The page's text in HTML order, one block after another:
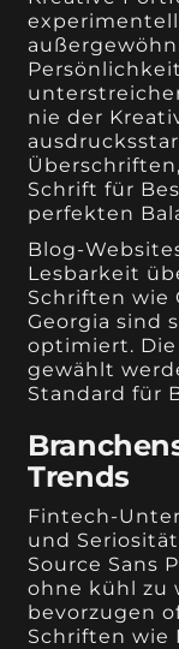
nie der
Schrift für
perfekten
Blog-
Lesbarkeit
Schriften wie
Georgia sind
optimiert.
gewählt
Standard für
Trends
Fintech-
und
Source Sans
ohne kühl zu
bevorzugen
Schriften wie